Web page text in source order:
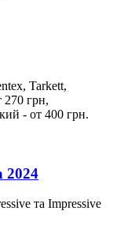
Tarkett,
270 грн,
- от 400 грн.
2024
та Impressive